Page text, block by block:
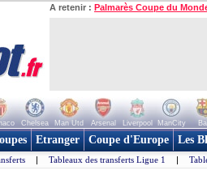
A retenir : Palmarès Coupe du
Chelsea Man Utd Arsenal Liverpool ManCity
Etranger Coupe d'Europe Les
| Tableaux des transferts Ligue 1 |